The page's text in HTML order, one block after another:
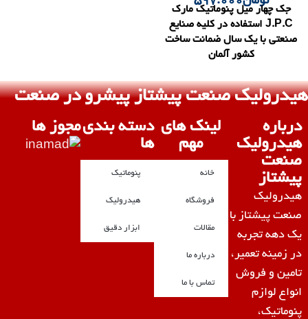
رایگان
هیدرولیک صنعت پیشتاز پیشرو در صنعت
درباره
هیدرولیک
صنعت
پیشتاز
هیدرولیک
صنعت پیشتاز با
یک دهه تجربه
در زمینه تعمیر،
تامین و فروش
انواع لوازم
پنوماتیک،
لینک های
مهم
خانه
فروشگاه
مقالات
درباره ما
تماس با ما
دسته بندی
ها
پنوماتیک
هیدرولیک
ابزار دقیق
مجوز ها